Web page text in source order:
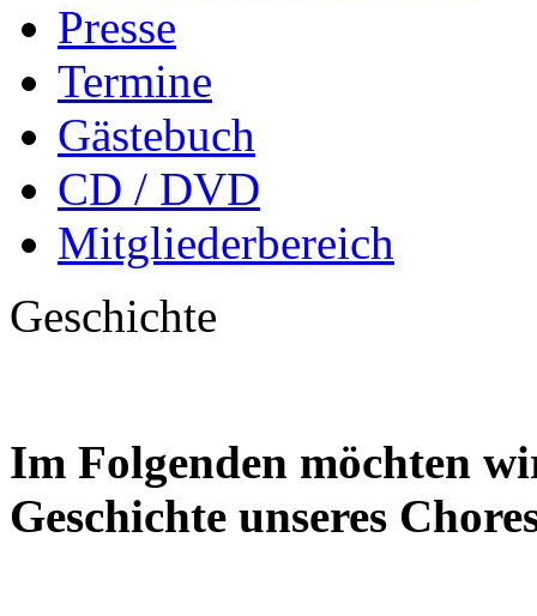
Presse
Termine
Gästebuch
CD / DVD
Mitgliederbereich
Geschichte
Im Folgenden möchten
Geschichte unseres